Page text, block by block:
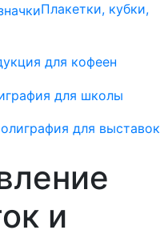
Плакетки, кубки,
для кофеен
для школы
для выставок
и